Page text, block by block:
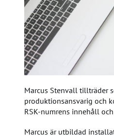
Marcus Stenvall tillträder
produktionsansvarig och
RSK-numrens innehåll
Marcus är utbildad